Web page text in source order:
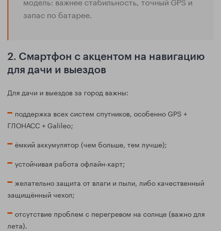
запас по батарее.
2. Смартфон с акцентом на навигацию
для дачи и выездов
Для дачи и выездов за город важны:
поддержка всех систем спутников, особенно GPS +
ГЛОНАСС + Galileo;
ёмкий аккумулятор (чем больше, тем лучше);
устойчивая работа офлайн-карт;
желательно защита от влаги и пыли, либо качественный
защищённый чехол;
отсутствие проблем с перегревом на солнце (важно для
лета).